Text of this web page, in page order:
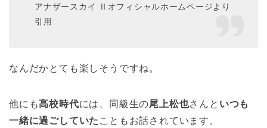
アナザースカイ Ⅱオフィシャルホームページより
引用
なんだかとても楽しそうですね。
他にも高校時代には、同級生の尾上松也さんと いつも
一緒に過ごしていた こともお話されています。